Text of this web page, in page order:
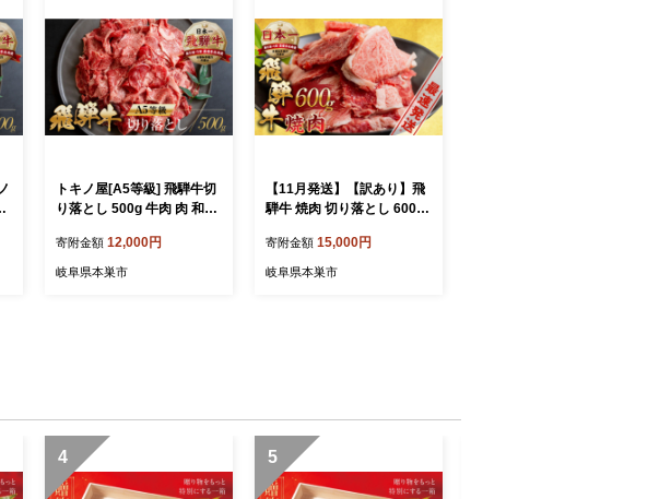
トキノ屋[A5等級] 飛騨牛切
り落とし 500g 牛肉 肉 和牛
不揃い 小分け 冷凍 日付指
定 トキノ屋食品 本巣市 [mt
寄附金額 12,000円
岐阜県本巣市
【11月発送】【訳あり】飛
騨牛 焼肉 切り落とし 600g |
ケアリ 不揃い 冷凍 すぐ届
く 本巣市 トキノ屋 食品 訳
寄附金額 15,000円
岐阜県本巣市
4 5